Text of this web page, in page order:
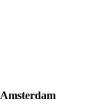
Amsterdam